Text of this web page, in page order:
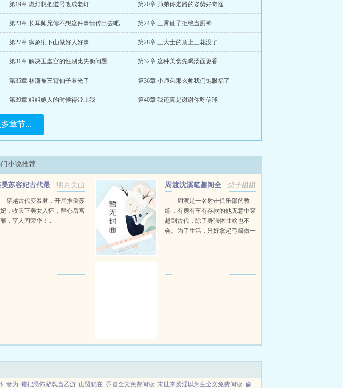
第19章 燃灯想把道号改成老灯 第20章 师弟你走路的姿势好奇怪
第23章 长耳师兄你不想这件事情传出去吧 第24章 三霄仙子拒绝当厕神
第27章 狮象犼下山做好人好事 第28章 三大士的顶上三花没了
第31章 解决玉虚宫的性别比失衡问题 第32章 这种美食先喝汤面更香
第35章 林潇被三霄仙子看光了 第36章 小师弟那么帅我们饱眼福了
第39章 姐姐嫁人的时候得带上我 第40章 我还真是谢谢你呀信球
章节...
小说推荐
明月关山
苏容妃古代最
昏君最新章节在线阅读
穿越古代变暴君，开局推倒苏
，收天下美女入怀，醉心后宫
，享人间荣华！...
梨子甜甜
周渡沈溪笔趣阁全
文免费阅读
周渡是一名射击俱乐部的教
练，有房有车有存款的他无意中穿
越到古代，除了身强体壮啥也不
会。为了生活，只好拿起弓箭做一
... ...
妻为 错把恐怖游戏当乙游 山盟犹在 乔喜全文免费阅读 末世来袭淫以为生全文免费阅读 偷